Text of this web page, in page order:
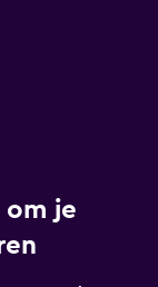
om je